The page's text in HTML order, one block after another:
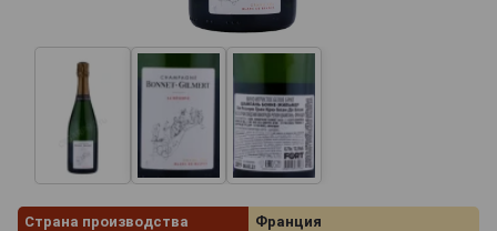
Страна производства
Франция